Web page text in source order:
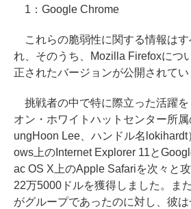
1：Google Chrome
これらの脆弱性に関する情報はす
れ、そのうち、Mozilla Firefoxにつ
正されたバージョンが公開されてい
挑戦者の中で特に際立った活躍を
オン・ホワイトハットセンター所
ungHoon Lee、ハンドル名lokihardt
ows上のInternet Explorer 11と
ac OS X上のApple Safariを次々と
22万5000ドルを獲得しました。ま
がグループであったのに対し、彼